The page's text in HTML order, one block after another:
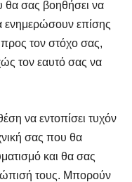
θα σας βοηθήσει να
ενημερώσουν επίσης
τον στόχο σας,
τον εαυτό σας να
να εντοπίσει τυχόν
σας που θα
και θα σας
τους. Μπορούν